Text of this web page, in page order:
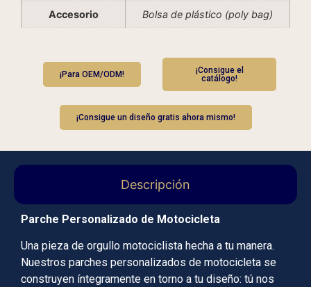
Accesorio Bolsa de plástico (poly bag)
¡Para OEM/ODM!
¡Consigue el
catálogo!
¡Consigue un diseño gratis ahora mismo!
Descripción
Parche Personalizado de Motocicleta
Una pieza de orgullo motociclista hecha a tu manera.
Nuestros parches personalizados de motocicleta se
construyen íntegramente en torno a tu diseño: tú nos